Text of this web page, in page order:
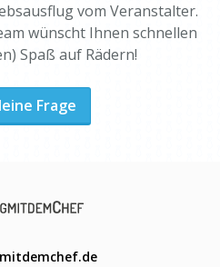
vom Veranstalter.
wünscht Ihnen schnellen
Spaß auf Rädern!
Frage